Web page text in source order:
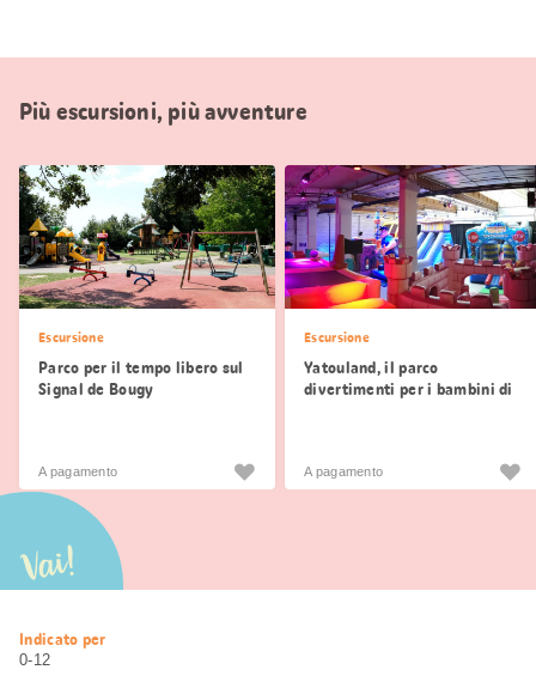
Più escursioni, più avventure
Escursione
Parco per il tempo libero sul
Signal de Bougy
A pagamento
Escursione
Yatouland, il parco
divertimenti per i bambini di
A pagamento
Vai!
Informazioni
utili
Indicato per
0-12